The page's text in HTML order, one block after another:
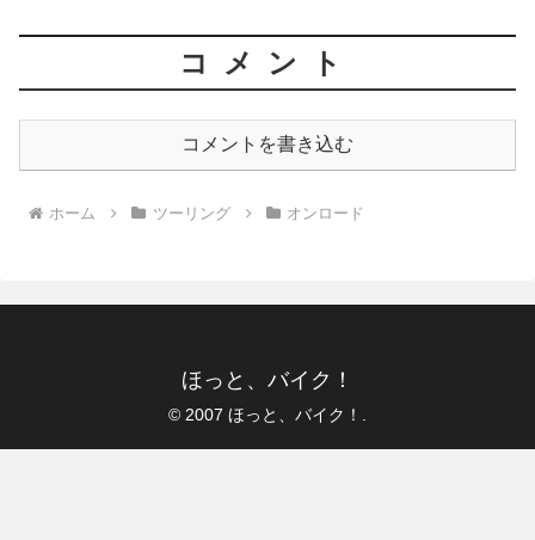
コメント
コメントを書き込む
ホーム ツーリング オンロード
ほっと、バイク！
© 2007 ほっと、バイク！.